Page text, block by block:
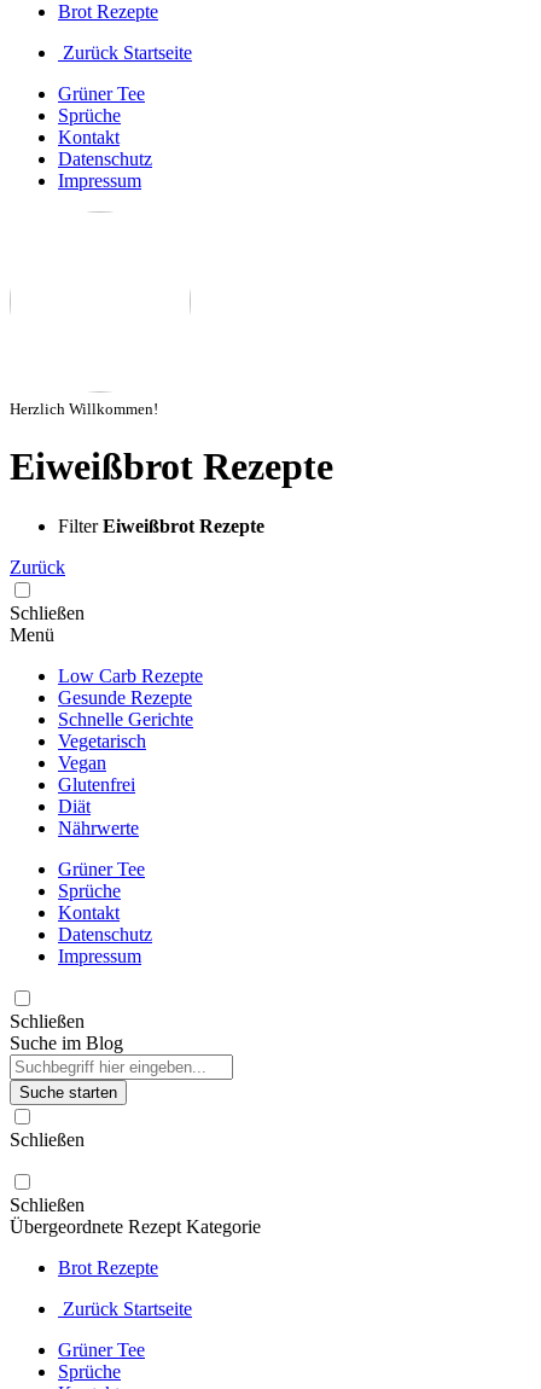
Brot Rezepte
Zurück Startseite
Grüner Tee
Sprüche
Kontakt
Datenschutz
Impressum
Herzlich Willkommen!
Eiweißbrot Rezepte
FilterEiweißbrot Rezepte
Zurück
Schließen
Menü
Low Carb Rezepte
Gesunde Rezepte
Schnelle Gerichte
Vegetarisch
Vegan
Glutenfrei
Diät
Nährwerte
Grüner Tee
Sprüche
Kontakt
Datenschutz
Impressum
Schließen
Suche im Blog
Suche starten
Schließen
Schließen
Übergeordnete Rezept Kategorie
Brot Rezepte
Zurück Startseite
Grüner Tee
Sprüche